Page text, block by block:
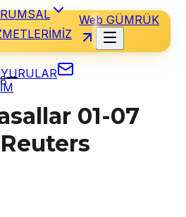
Web GÜMRÜK
01-07